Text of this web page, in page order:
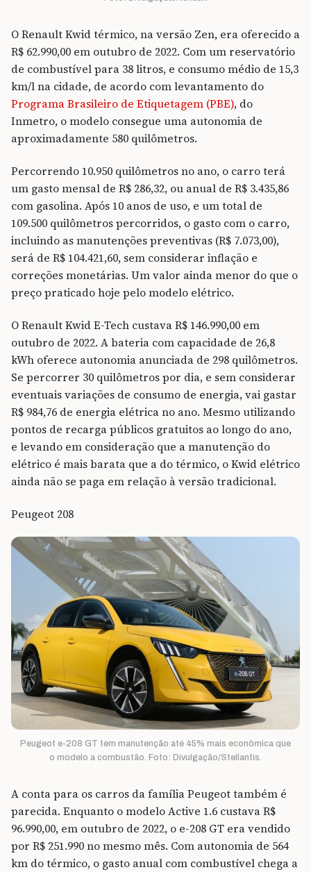
O Renault Kwid térmico, na versão Zen, era oferecido a
R$ 62.990,00 em outubro de 2022. Com um reservatório
de combustível para 38 litros, e consumo médio de 15,3
km/l na cidade, de acordo com levantamento do
Programa Brasileiro de Etiquetagem (PBE), do
Inmetro, o modelo consegue uma autonomia de
aproximadamente 580 quilômetros.
Percorrendo 10.950 quilômetros no ano, o carro terá
um gasto mensal de R$ 286,32, ou anual de R$ 3.435,86
com gasolina. Após 10 anos de uso, e um total de
109.500 quilômetros percorridos, o gasto com o carro,
incluindo as manutenções preventivas (R$ 7.073,00),
será de R$ 104.421,60, sem considerar inflação e
correções monetárias. Um valor ainda menor do que o
preço praticado hoje pelo modelo elétrico.
O Renault Kwid E-Tech custava R$ 146.990,00 em
outubro de 2022. A bateria com capacidade de 26,8
kWh oferece autonomia anunciada de 298 quilômetros.
Se percorrer 30 quilômetros por dia, e sem considerar
eventuais variações de consumo de energia, vai gastar
R$ 984,76 de energia elétrica no ano. Mesmo utilizando
pontos de recarga públicos gratuitos ao longo do ano,
e levando em consideração que a manutenção do
elétrico é mais barata que a do térmico, o Kwid elétrico
ainda não se paga em relação à versão tradicional.
Peugeot 208
Peugeot e-208 GT tem manutenção até 45% mais econômica que
o modelo a combustão. Foto: Divulgação/Stellantis.
A conta para os carros da família Peugeot também é
parecida. Enquanto o modelo Active 1.6 custava R$
96.990,00, em outubro de 2022, o e-208 GT era vendido
por R$ 251.990 no mesmo mês. Com autonomia de 564
km do térmico, o gasto anual com combustível chega a